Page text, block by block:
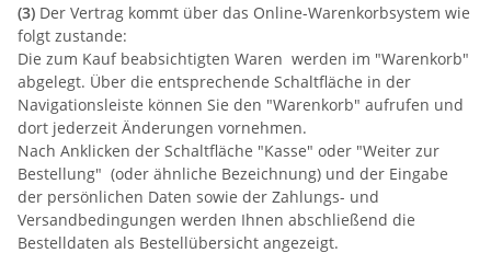
(3) Der Vertrag kommt über das Online-Warenkorbsystem wie
folgt zustande:
Die zum Kauf beabsichtigten Waren werden im "Warenkorb"
abgelegt. Über die entsprechende Schaltfläche in der
Navigationsleiste können Sie den "Warenkorb" aufrufen und
dort jederzeit Änderungen vornehmen.
Nach Anklicken der Schaltfläche "Kasse" oder "Weiter zur
Bestellung" (oder ähnliche Bezeichnung) und der Eingabe
der persönlichen Daten sowie der Zahlungs- und
Versandbedingungen werden Ihnen abschließend die
Bestelldaten als Bestellübersicht angezeigt.